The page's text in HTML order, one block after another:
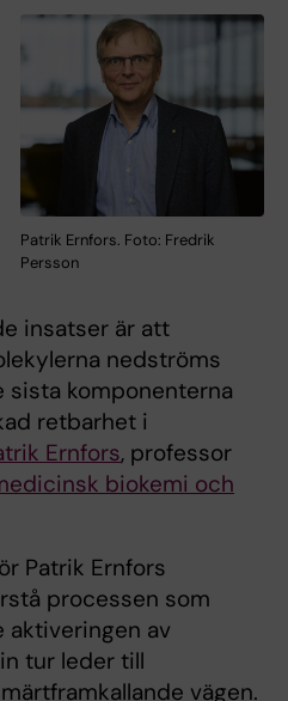
Patrik Ernfors. Foto: Fredrik
Persson
insatser är att
nedströms
sista komponenterna
retbarhet i
Ernfors, professor
biokemi och
Patrik Ernfors
processen som
aktiveringen av
tur leder till
vägen.